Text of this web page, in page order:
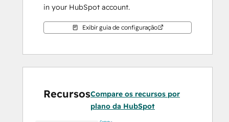
in your HubSpot account.
Exibir guia de configuração
RecursosCompare os recursos por
plano da HubSpot